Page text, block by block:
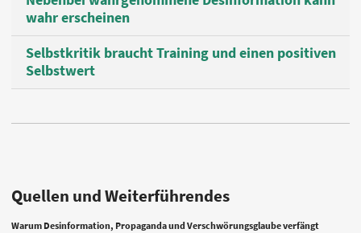
wahr erscheinen
Selbstkritik braucht Training und einen positiven
Selbstwert
Quellen und Weiterführendes
Warum Desinformation, Propaganda und Verschwörungsglaube verfängt